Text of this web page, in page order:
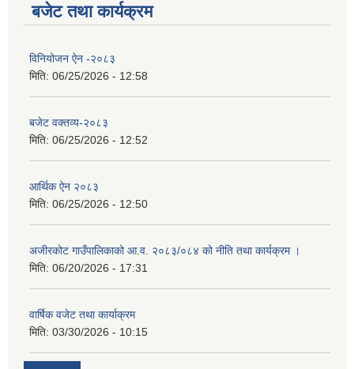
बजेट तथा कार्यक्रम
विनियोजन ऐन -२०८३
मिति: 06/25/2026 - 12:58
बजेट वक्तव्य-२०८३
मिति: 06/25/2026 - 12:52
आर्थिक ऐन २०८३
मिति: 06/25/2026 - 12:50
अजीरकोट गाउँपालिकाको आ.व. २०८३/०८४ को नीति तथा कार्यक्रम ।
मिति: 06/20/2026 - 17:31
वार्षिक वजेट तथा कार्याक्रम
मिति: 03/30/2026 - 10:15